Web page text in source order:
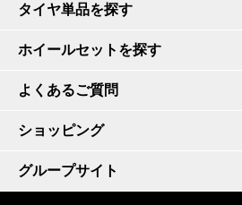
タイヤ単品を探す
ホイールセットを探す
よくあるご質問
ショッピング
グループサイト